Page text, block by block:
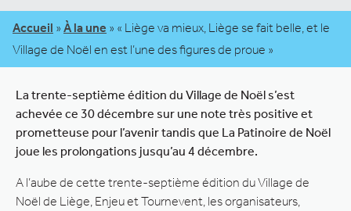
Accueil » À la une » « Liège va mieux, Liège se fait belle, et le
Village de Noël en est l’une des figures de proue »
La trente-septième édition du Village de Noël s’est
achevée ce 30 décembre sur une note très positive et
prometteuse pour l’avenir tandis que La Patinoire de Noël
joue les prolongations jusqu’au 4 décembre.
A l’aube de cette trente-septième édition du Village de
Noël de Liège, Enjeu et Tournevent, les organisateurs,